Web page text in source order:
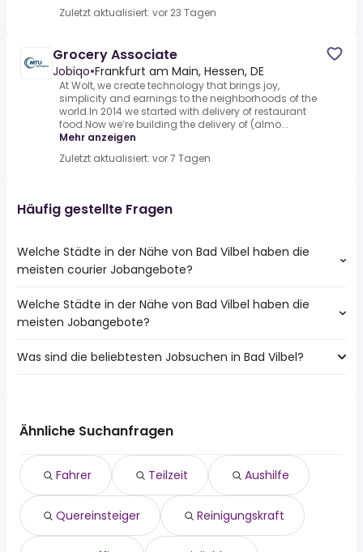
Zuletzt aktualisiert: vor 23 Tagen
Grocery Associate
Jobiqo•Frankfurt am Main, Hessen, DE
At Wolt, we create technology that brings joy,
simplicity and earnings to the neighborhoods of the
world.In 2014 we started with delivery of restaurant
food.Now we’re building the delivery of (almo...
Mehr anzeigen
Zuletzt aktualisiert: vor 7 Tagen
Häufig gestellte Fragen
Welche Städte in der Nähe von Bad Vilbel haben die
meisten courier Jobangebote?
Städte in der Nähe von Bad Vilbel mit den meisten courier
Jobs:
Offenbach
Maintal
Welche Städte in der Nähe von Bad Vilbel haben die
meisten Jobangebote?
10 Städte in der Nähe von Bad Vilbel mit den meisten
Hanau
Oberursel (Taunus)
Dreieich
Maintal
Neu Isenburg
Friedberg (Hessen)
Was sind die beliebtesten Jobsuchen in Bad Vilbel?
teilzeit
quereinsteiger
reinigungskraft
homeoffice
minijobber
küchenhilfe
Ähnliche Suchanfragen
Fahrer Teilzeit Aushilfe
Quereinsteiger Reinigungskraft